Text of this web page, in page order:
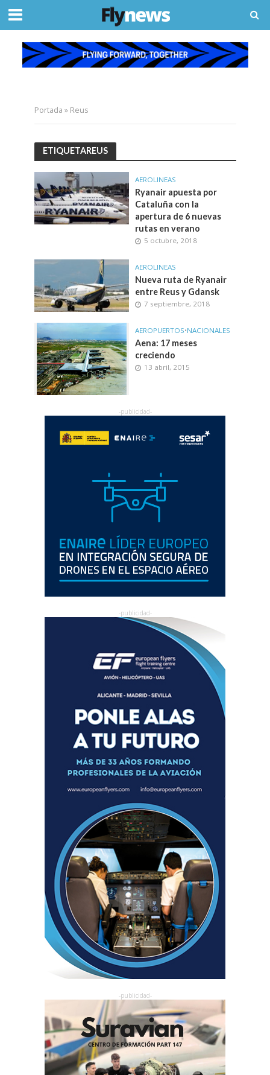
Portada » Reus
ETIQUETAREUS
AEROLINEAS
Ryanair apuesta por
Cataluña con la
apertura de 6 nuevas
rutas en verano
5 octubre, 2018
AEROLINEAS
Nueva ruta de Ryanair
entre Reus y Gdansk
7 septiembre, 2018
AEROPUERTOS•NACIONALES
Aena: 17 meses
creciendo
13 abril, 2015